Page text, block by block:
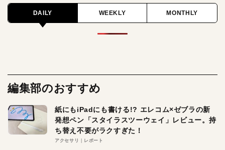
DAILY WEEKLY MONTHLY
編集部のおすすめ
紙にもiPadにも書ける!? エレコム×ゼブラの新
発想ペン「スタイラスツーウェイ」レビュー。持
ち替え不要がラクすぎた！
アクセサリ レポート